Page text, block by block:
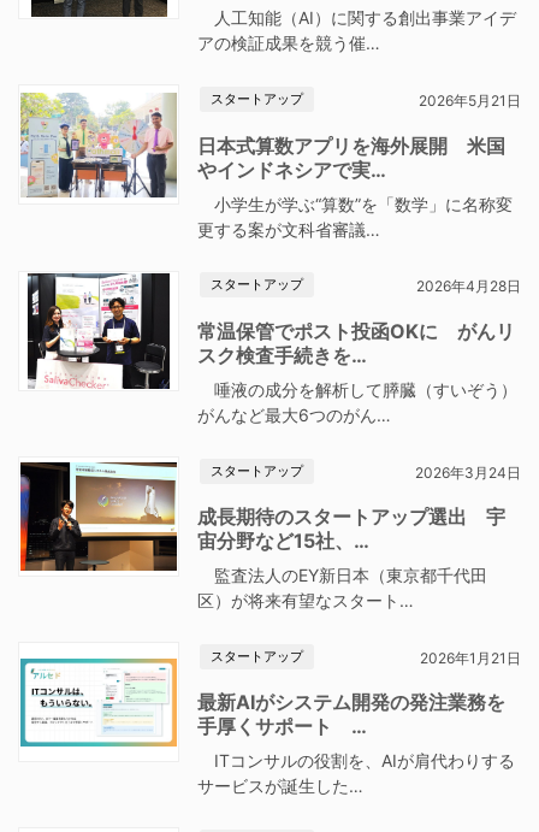
人工知能（AI）に関する創出事業アイデ
アの検証成果を競う催…
スタートアップ 2026年5月21日
日本式算数アプリを海外展開 米国
やインドネシアで実…
小学生が学ぶ“算数”を「数学」に名称変
更する案が文科省審議…
スタートアップ 2026年4月28日
常温保管でポスト投函OKに がんリ
スク検査手続きを…
唾液の成分を解析して膵臓（すいぞう）
がんなど最大6つのがん…
スタートアップ 2026年3月24日
成長期待のスタートアップ選出 宇
宙分野など15社、…
監査法人のEY新日本（東京都千代田
区）が将来有望なスタート…
スタートアップ 2026年1月21日
最新AIがシステム開発の発注業務を
手厚くサポート …
ITコンサルの役割を、AIが肩代わりする
サービスが誕生した…